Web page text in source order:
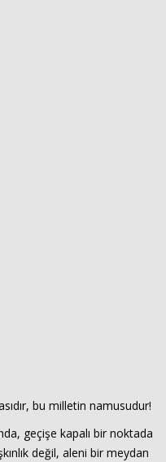
bu milletin namusudur!
geçişe kapalı bir noktada
değil, aleni bir meydan